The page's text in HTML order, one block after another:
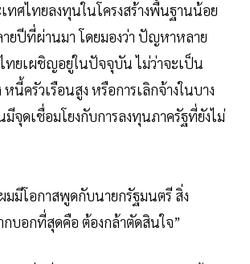
ทศไทยลงทุนในโครงสร้างพื้นฐานน้อย
ยปีที่ผ่านมา โดยมองว่า ปัญหาหลาย
ทยเผชิญอยู่ในปัจจุบัน ไม่ว่าจะเป็น
นี้ครัวเรือนสูง หรือการเลิกจ้างในบาง
มีจุดเชื่อมโยงกับการลงทุนภาครัฐที่ยังไม่
มมีโอกาสพูดกับนายกรัฐมนตรี สิ่ง
กบอกที่สุดคือ ต้องกล้าตัดสินใจ”